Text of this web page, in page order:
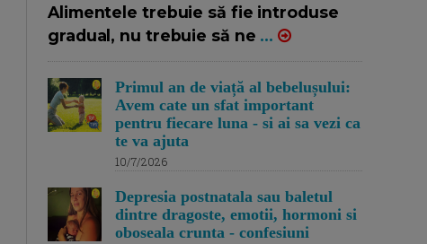
Alimentele trebuie să fie introduse
gradual, nu trebuie să ne ...
Primul an de viață al bebelușului:
Avem cate un sfat important
pentru fiecare luna - si ai sa vezi ca
te va ajuta
10/7/2026
Depresia postnatala sau baletul
dintre dragoste, emotii, hormoni si
oboseala crunta - confesiuni